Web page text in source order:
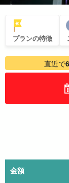
プランの特徴
直近で6
金額